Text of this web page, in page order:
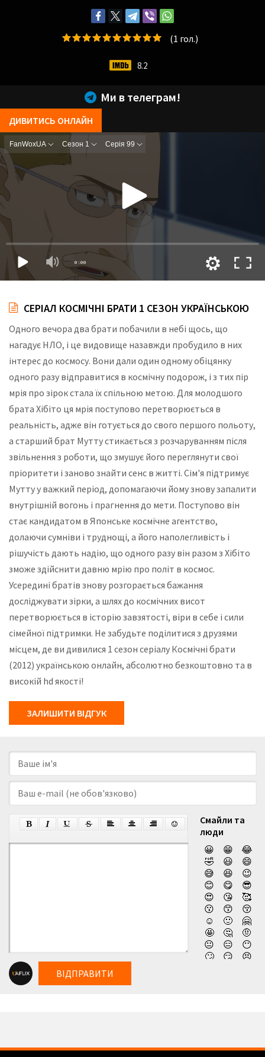
(1 гол.)
8.2
Ми в телеграм!
ДИВИТИСЬ ОНЛАЙН
СЕРІАЛ КОСМІЧНІ БРАТИ 1 СЕЗОН УКРАЇНСЬКОЮ
Одного вечора два брати побачили в небі щось, що
нагадує НЛО, і це видовище назавжди пробудило в них
інтерес до космосу. Вони дали один одному обіцянку
одного разу відправитися в космічну подорож, і з тих пір
мрія про зірок стала їх спільною метою. Для молодшого
брата Хібіто ця мрія поступово перетворюється в
реальність, адже він готується до свого першого польоту,
а старший брат Мутту стикається з розчаруванням після
звільнення з роботи, що змушує його переглянути свої
пріоритети і заново знайти сенс в житті. Сім'я підтримує
Мутту у важкий період, допомагаючи йому знову запалити
внутрішній вогонь і прагнення до мети. Поступово він
стає кандидатом в Японське космічне агентство,
долаючи сумніви і труднощі, а його наполегливість і
рішучість дають надію, що одного разу він разом з Хібіто
зможе здійснити давню мрію про політ в космос.
Усередині братів знову розгорається бажання
досліджувати зірки, а шлях до космічних висот
перетворюється в історію завзятості, віри в себе і сили
сімейної підтримки. Не забудьте поділитися з друзями
місцем, де ви дивилися 1 сезон серіалу Космічні брати
(2012) українською онлайн, абсолютно безкоштовно та в
високій hd якості!
ЗАЛИШИТИ ВІДГУК
Смайли та
люди
😀
😁
😂
🤣
😃
😄
😅
😆
😉
😊
😋
😎
😍
😘
🥰
😗
😙
😚
☺️
🙂
🤗
🤩
🤔
🤨
😐
😑
😶
🙄
😏
😣
😖
😞
😟
ВІДПРАВИТИ